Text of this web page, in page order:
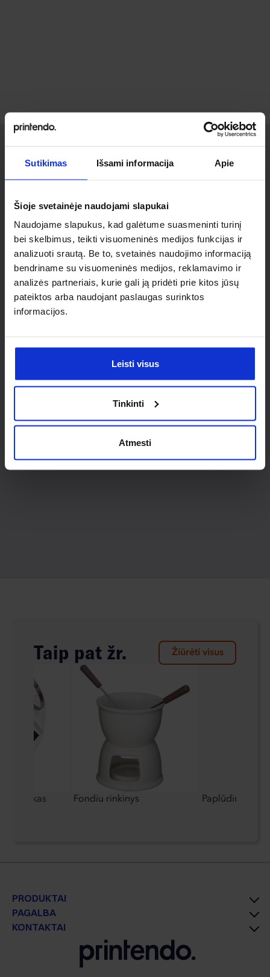
Sutikimas Išsami informacija Apie
Šioje svetainėje naudojami slapukai
Naudojame slapukus, kad galėtume suasmeninti turinį
bei skelbimus, teikti visuomeninės medijos funkcijas ir
analizuoti srautą. Be to, svetainės naudojimo informaciją
bendriname su visuomeninės medijos, reklamavimo ir
analizės partneriais, kurie gali ją pridėti prie kitos jūsų
pateiktos arba naudojant paslaugas surinktos
informacijos.
Leisti visus
Tinkinti
Atmesti
Ieškai
individualaus
sprendimo?
Susisiek su mumis dėl
nestandartinio produkto aptarimo.
Susisiekti
Taip pat žr. Žiūrėti visus
Fondiu rinkinys Paplūdimio
PRODUKTAI
PAGALBA
KONTAKTAI